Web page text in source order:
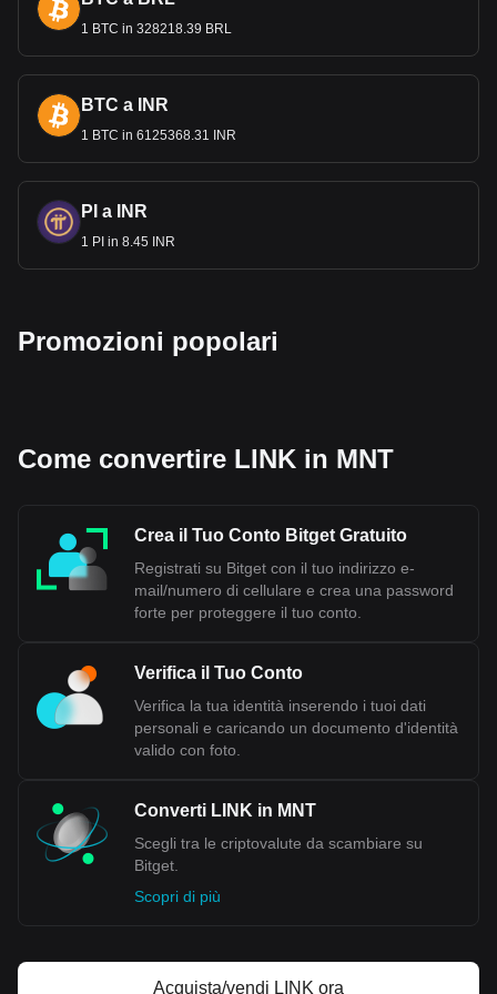
Le rimesse dei cittadini mongoli che lavorano all’estero,
soprattutto in Corea del Sud e Giappone, sono una fonte
vitale di reddito straniero. Queste rimesse, convertite in
tugrik, sostengono molte famiglie e contribuiscono
all’economia nazionale.
valuta di Chainlink che è LINK. Usa il nostro
calcolatore crypto per vedere a quanto può essere
scambiata la tua criptovaluta per MNT.
1 BTC in 328218.39 BRL
BTC a INR
1 BTC in 6125368.31 INR
PI a INR
1 PI in 8.45 INR
Promozioni popolari
Come convertire LINK in MNT
Crea il Tuo Conto Bitget Gratuito
Registrati su Bitget con il tuo indirizzo e-
mail/numero di cellulare e crea una password
forte per proteggere il tuo conto.
Verifica il Tuo Conto
Verifica la tua identità inserendo i tuoi dati
personali e caricando un documento d'identità
valido con foto.
Converti LINK in MNT
Scegli tra le criptovalute da scambiare su
Bitget.
Scopri di più
Acquista/vendi LINK ora